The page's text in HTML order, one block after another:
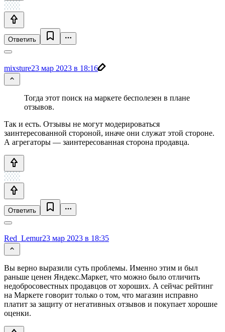
Ответить
mixsture23 мар 2023 в 18:16
Тогда этот поиск на маркете бесполезен в плане
отзывов.
Так и есть. Отзывы не могут модерироваться
заинтересованной стороной, иначе они служат этой стороне.
А агрегаторы — заинтересованная сторона продавца.
Ответить
Red_Lemur23 мар 2023 в 18:35
Вы верно выразили суть проблемы. Именно этим и был
раньше ценен Яндекс.Маркет, что можно было отличить
недобросовестных продавцов от хороших. А сейчас рейтинг
на Маркете говорит только о том, что магазин исправно
платит за защиту от негативных отзывов и покупает хорошие
оценки.